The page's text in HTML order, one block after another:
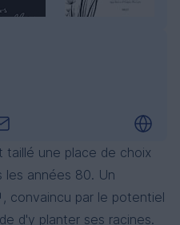
taillé une place de choix
les années 80. Un
, convaincu par le potentiel
d'y planter ses racines.